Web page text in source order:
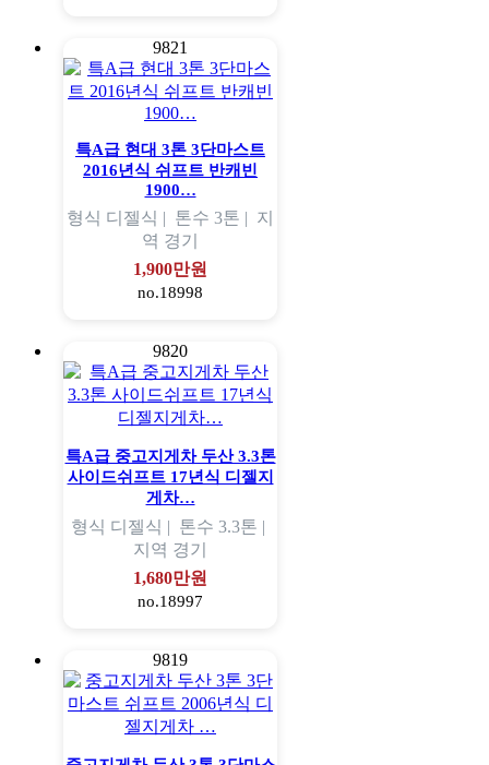
9821
특A급 현대 3톤 3단마스트
2016년식 쉬프트 반캐빈
1900…
형식 디젤식 | 톤수 3톤 | 지
역 경기
1,900만원
no.18998
9820
특A급 중고지게차 두산 3.3톤
사이드쉬프트 17년식 디젤지
게차…
형식 디젤식 | 톤수 3.3톤 |
지역 경기
1,680만원
no.18997
9819